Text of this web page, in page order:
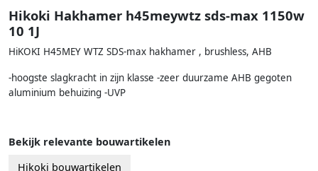
Hikoki Hakhamer h45meywtz sds-max 1150w
10 1J
HiKOKI H45MEY WTZ SDS-max hakhamer , brushless, AHB
-hoogste slagkracht in zijn klasse -zeer duurzame AHB gegoten
aluminium behuizing -UVP
Bekijk relevante bouwartikelen
Hikoki bouwartikelen